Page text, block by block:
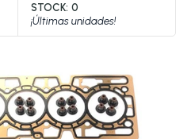
STOCK: 0
¡Últimas unidades!